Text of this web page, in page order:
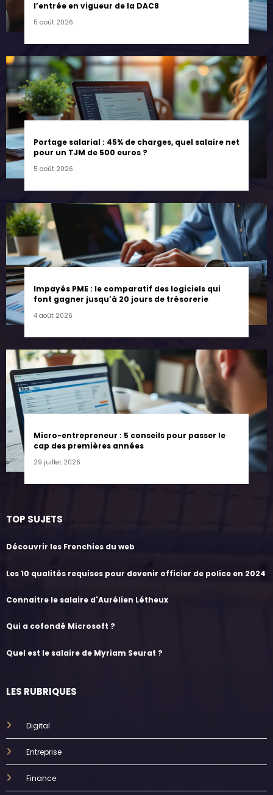
l’entrée en vigueur de la DAC8
5 août 2026
Portage salarial : 45% de charges, quel salaire net
pour un TJM de 500 euros ?
5 août 2026
Impayés PME : le comparatif des logiciels qui
font gagner jusqu’à 20 jours de trésorerie
4 août 2026
Micro-entrepreneur : 5 conseils pour passer le
cap des premières années
29 juillet 2026
TOP SUJETS
Découvrir les Frenchies du web
Les 10 qualités requises pour devenir officier de police en 2024
Connaitre le salaire d'Aurélien Létheux
Qui a cofondé Microsoft ?
Quel est le salaire de Myriam Seurat ?
LES RUBRIQUES
Digital
Entreprise
Finance